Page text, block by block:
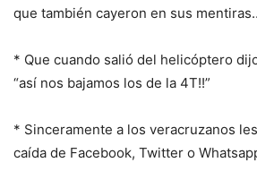
que también cayeron en sus
* Que cuando salió del helicóptero
“así nos bajamos los de la 4T!!”
* Sinceramente a los veracruzanos
caída de Facebook, Twitter o